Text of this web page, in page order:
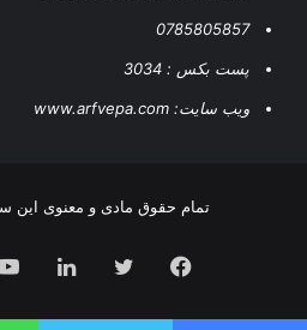
0785805857
پست بکس : 3034
ویب سایت: www.arfvepa.com
تمام حقوق مادی و معنوی این
Facebook
Twitter